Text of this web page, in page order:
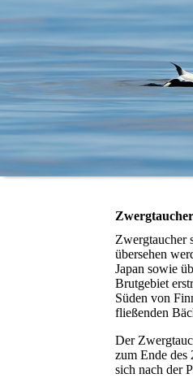
Zwergtaucher
übersehen
Japan sowie
Brutgebiet
Süden von
fließenden
Der
zum Ende des
sich nach der